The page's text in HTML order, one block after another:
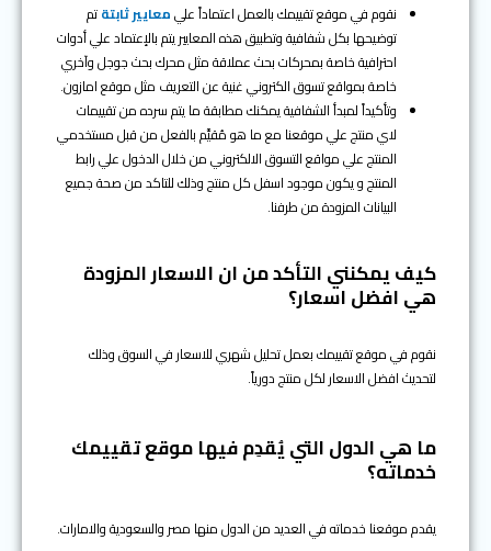
نقوم في موقع تقييمك بالعمل اعتماداً عليمعايير ثابتةتم
توضيحها بكل شفافية وتطبيق هذه المعايير يتم بالإعتماد علي أدوات
احترافية خاصة بمحركات بحث عملاقة مثل محرك بحث جوجل وآخري
خاصة بمواقع تسوق الكتروني غنية عن التعريف مثل موقع امازون.
وتأكيداً لمبدأ الشفافية يمكنك مطابقة ما يتم سرده من تقييمات
لاي منتج علي موقعنا مع ما هو مُقيَّم بالفعل من قبل مستخدمي
المنتج علي مواقع التسوق الالكتروني من خلال الدخول علي رابط
المنتج و يكون موجود اسفل كل منتج وذلك للتاكد من صحة جميع
البيانات المزودة من طرفنا.
كيف يمكنني التأكد من ان الاسعار المزودة
هي افضل اسعار؟
نقوم في موقع تقييمك بعمل تحليل شهري للاسعار في السوق وذلك
لتحديث افضل الاسعار لكل منتج دورياً.
ما هي الدول التي يُقدِم فيها موقع تقييمك
خدماته؟
يقدم موقعنا خدماته في العديد من الدول منها مصر والسعودية والامارات.